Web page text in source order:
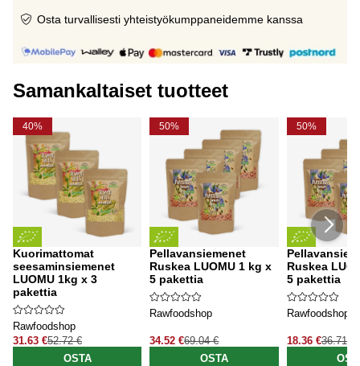
Osta turvallisesti yhteistyökumppaneidemme kanssa
Samankaltaiset tuotteet
40%
Kuorimattomat
seesaminsiemenet
LUOMU 1kg x 3
pakettia
Rawfoodshop
31.63 €52.72 €
OSTA
50%
Pellavansiemenet
Ruskea LUOMU 1 kg x
5 pakettia
Rawfoodshop
34.52 €69.04 €
OSTA
50%
Ruskea
5 pakettia
Rawfoodshop
18.36 €36.71 €